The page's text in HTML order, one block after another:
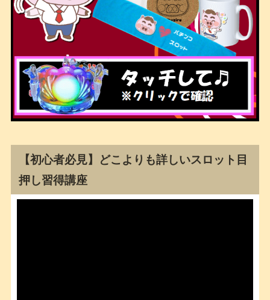
【初心者必見】どこよりも詳しいスロット目
押し習得講座